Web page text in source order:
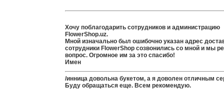
Хочу поблагодарить сотрудников и администрацию
FlowerShop.uz.
Мной изначально был ошибочно указан адрес
сотрудники FlowerShop созвонились со мной и мы
вопрос. Огромное им за это спасибо!
Имен
/инница довольна букетом, а я доволен отличным
Буду обращаться ещe. Всем рекомендую.